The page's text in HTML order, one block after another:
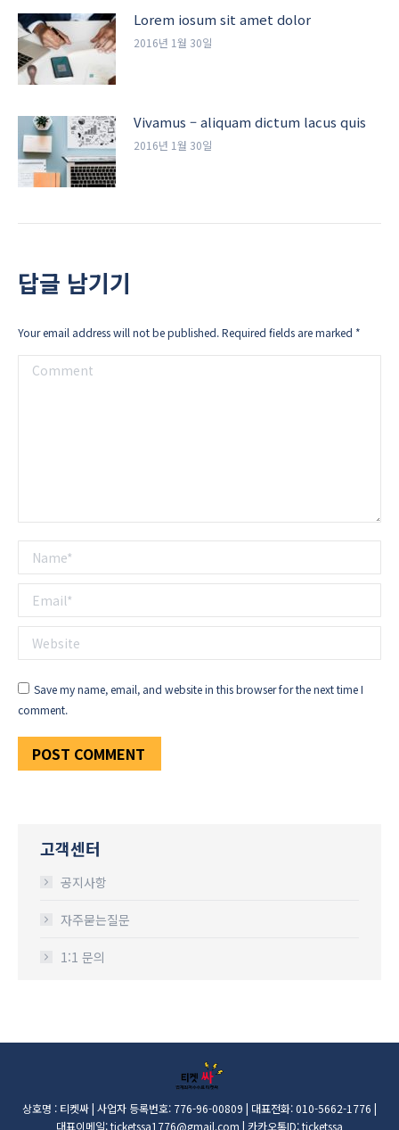
Lorem iosum sit amet dolor
2016년 1월 30일
Vivamus – aliquam dictum lacus quis
2016년 1월 30일
답글 남기기
Your email address will not be published. Required fields are marked *
Comment
Name *
Email *
Website
Save my name, email, and website in this browser for the next time I
comment.
POST COMMENT
고객센터
공지사항
자주묻는질문
1:1 문의
상호명 : 티켓싸 | 사업자 등록번호: 776-96-00809 | 대표전화: 010-5662-1776 |
대표이메일: ticketssa1776@gmail.com | 카카오톡ID: ticketssa